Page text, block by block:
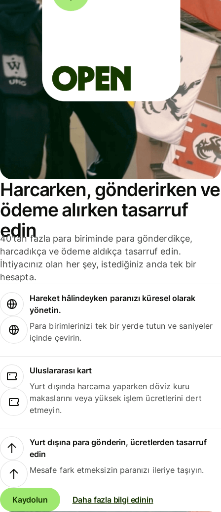
Harcarken, gönderirken ve
ödeme alırken tasarruf
edin
40'tan fazla para biriminde para gönderdikçe,
harcadıkça ve ödeme aldıkça tasarruf edin.
İhtiyacınız olan her şey, istediğiniz anda tek bir
hesapta.
Hareket hâlindeyken paranızı küresel olarak
yönetin.
Para birimlerinizi tek bir yerde tutun ve saniyeler
içinde çevirin.
Uluslararası kart
Yurt dışında harcama yaparken döviz kuru
makaslarını veya yüksek işlem ücretlerini dert
etmeyin.
Yurt dışına para gönderin, ücretlerden tasarruf
edin
Mesafe fark etmeksizin paranızı ileriye taşıyın.
Kaydolun Daha fazla bilgi edinin